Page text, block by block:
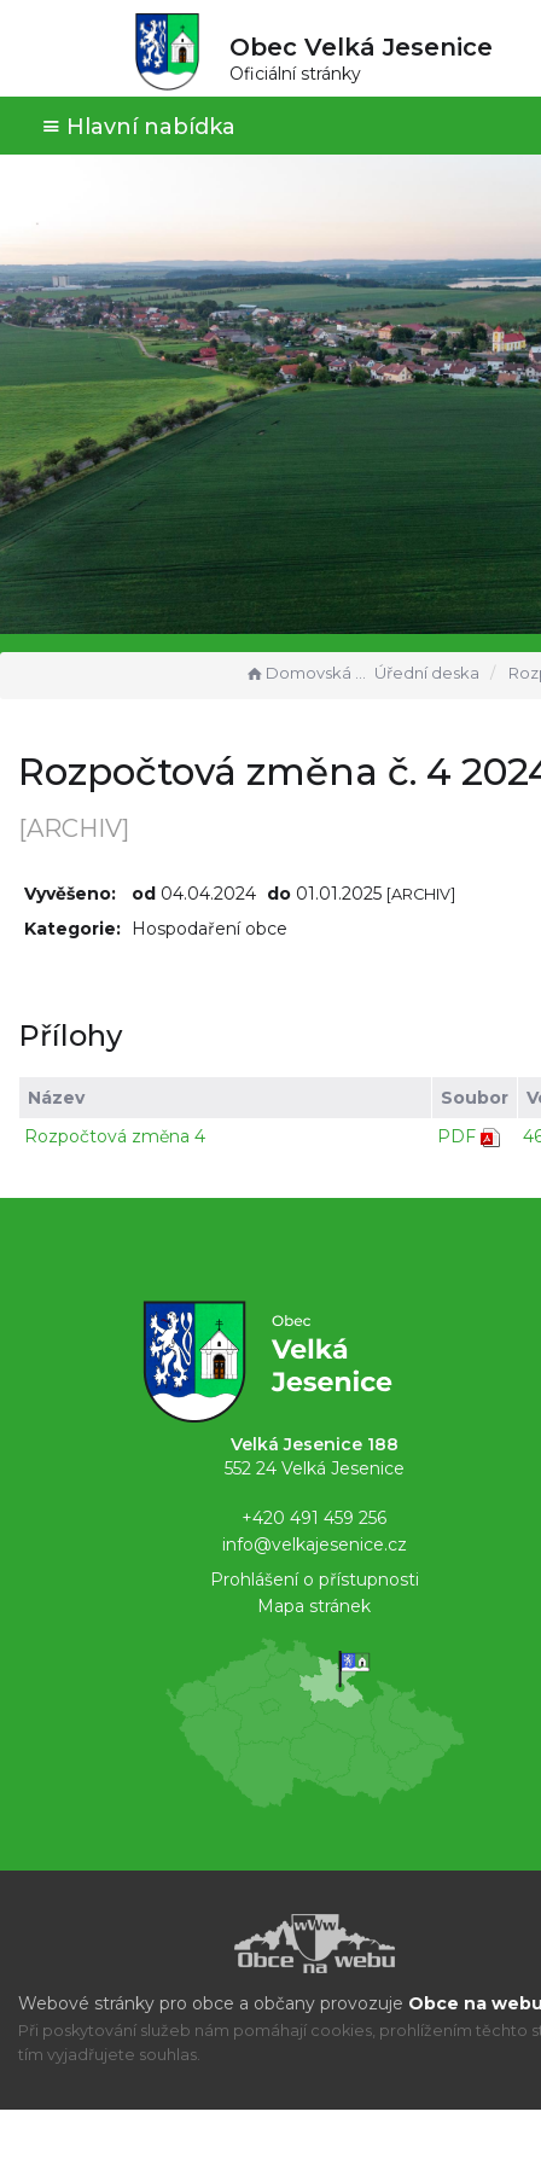
Obec Velká Jesenice
Oficiální stránky
Hlavní nabídka
Domovská stránka Úřední deska
Rozpočtová změna č. 4
[ARCHIV]
Vyvěšeno: od 04.04.2024 do 01.01.2025 [ARCHIV]
Kategorie: Hospodaření obce
Přílohy
Název Soubor
Rozpočtová změna 4
PDF
Velká Jesenice 188
552 24 Velká Jesenice
+420 491 459 256
info@velkajesenice.cz
Prohlášení o přístupnosti
Mapa stránek
Webové stránky pro obce a občany provozuje Obce na
Při poskytování služeb nám pomáhají cookies, prohlížením těchto
tím vyjadřujete souhlas.